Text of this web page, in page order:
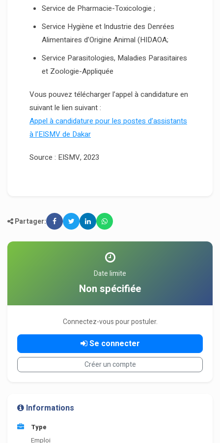
Service de Pharmacie-Toxicologie ;
Service Hygiène et Industrie des Denrées
Alimentaires d’Origine Animal (HIDAOA;
Service Parasitologies, Maladies Parasitaires
et Zoologie-Appliquée
Vous pouvez télécharger l’appel à candidature en
suivant le lien suivant :
Appel à candidature pour les postes d’assistants
à l’EISMV de Dakar
Source : EISMV, 2023
Partager:
Date limite
Non spécifiée
Connectez-vous pour postuler.
Se connecter
Créer un compte
Informations
Type
Emploi